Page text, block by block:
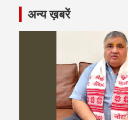
अन्य ख़बरें